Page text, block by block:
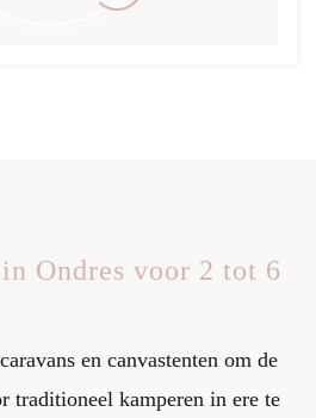
Ondres voor 2 tot 6
en canvastenten om de
traditioneel kamperen in ere te